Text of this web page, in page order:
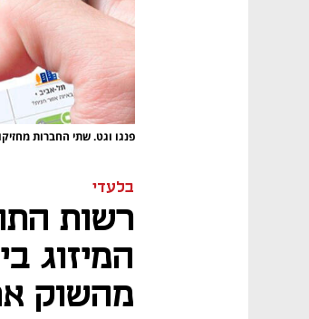
פנגו וגט. שתי החברות
בלעדי
רשות
המיזוג
מהשוק